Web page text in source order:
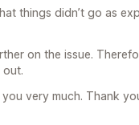
things didn’t go as
on the issue.
out.
very much. Thank